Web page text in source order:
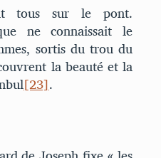
tous sur le pont.
ne connaissait le
sortis du trou du
la beauté et la
[23].